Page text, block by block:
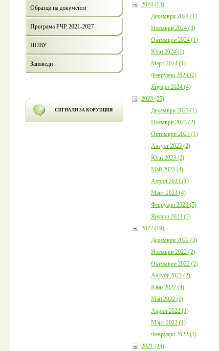
Образци на документи
Програма РЧР 2021-2027
НПВУ
Заповеди
СИГНАЛИ ЗА КОРУПЦИЯ
2024 (13)
Декември 2024 (1)
Ноември 2024 (3)
Октомври 2024 (1)
Юли 2024 (1)
Март 2024 (1)
Февруари 2024 (2)
Януари 2024 (4)
2023 (25)
Декември 2023 (1)
Ноември 2023 (2)
Октомври 2023 (1)
Август 2023 (2)
Юли 2023 (2)
Май 2023 (4)
Април 2023 (1)
Март 2023 (4)
Февруари 2023 (5)
Януари 2023 (3)
2022 (19)
Декември 2022 (3)
Ноември 2022 (2)
Октомври 2022 (2)
Август 2022 (2)
Юни 2022 (4)
Май 2022 (1)
Април 2022 (1)
Март 2022 (1)
Февруари 2022 (3)
2021 (24)